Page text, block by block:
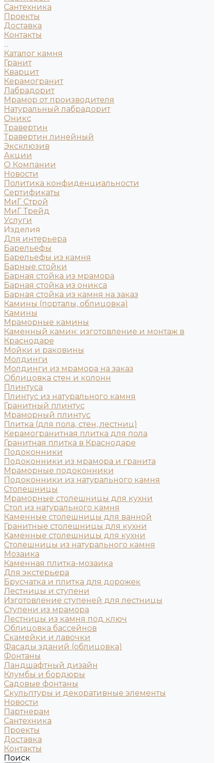
Сантехника
Проекты
Доставка
Контакты
...
Каталог камня
Гранит
Кварцит
Керамогранит
Лабрадорит
Мрамор от производителя
Натуральный лабрадорит
Оникс
Травертин
Травертин линейный
Эксклюзив
Акции
О Компании
Новости
Политика конфиденциальности
Сертификаты
МиГ Строй
МиГ Трейд
Услуги
Изделия
Для интерьера
Барельефы
Барельефы из камня
Барные стойки
Барная стойка из мрамора
Барная стойка из оникса
Барная стойка из камня на заказ
Камины (порталы, облицовка)
Камины
Мраморные камины
Каменный камин: изготовление и монтаж в
Краснодаре
Мойки и раковины
Молдинги
Молдинги из мрамора на заказ
Облицовка стен и колонн
Плинтуса
Плинтус из натурального камня
Гранитный плинтус
Мраморный плинтус
Плитка (для пола, стен, лестниц)
Керамогранитная плитка для пола
Гранитная плитка в Краснодаре
Подоконники
Подоконники из мрамора и гранита
Мраморные подоконники
Подоконники из натурального камня
Столешницы
Мраморные столешницы для кухни
Стол из натурального камня
Каменные столешницы для ванной
Гранитные столешницы для кухни
Каменные столешницы для кухни
Столешницы из натурального камня
Мозаика
Каменная плитка-мозаика
Для экстерьера
Брусчатка и плитка для дорожек
Лестницы и ступени
Изготовление ступеней для лестницы
Ступени из мрамора
Лестницы из камня под ключ
Облицовка бассейнов
Скамейки и лавочки
Фасады зданий (облицовка)
Фонтаны
Ландшафтный дизайн
Клумбы и бордюры
Садовые фонтаны
Скульптуры и декоративные элементы
Новости
Партнерам
Сантехника
Проекты
Доставка
Контакты
Поиск